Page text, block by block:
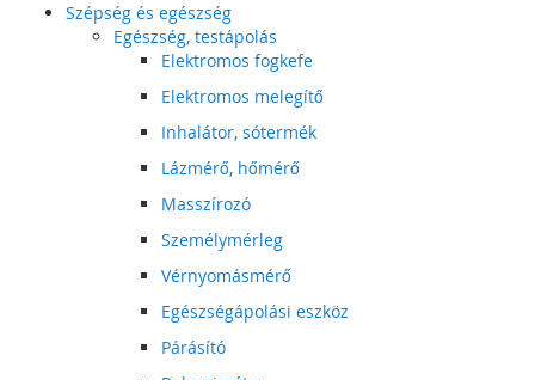
Szépség és egészség
Egészség, testápolás
Elektromos fogkefe
Elektromos melegítő
Inhalátor, sótermék
Lázmérő, hőmérő
Masszírozó
Személymérleg
Vérnyomásmérő
Egészségápolási eszköz
Párásító